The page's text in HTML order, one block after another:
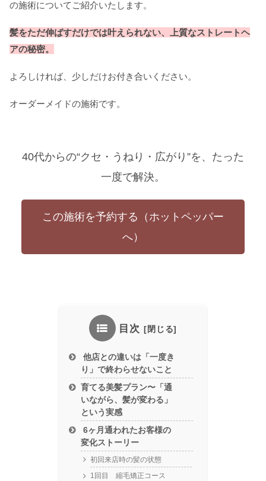
の施術についてご紹介いたします。
髪をただ伸ばすだけでは叶えられない、上質なストレートヘ
アの秘密。
よろしければ、少しだけお付き合いください。
オーダーメイドの施術です。
40代からの“クセ・うねり・広がり”を、たった
一度で解決。
この施術を予約する（ホットペッパー
へ）
目次
他店との違いは「一度き
り」で終わらせないこと
育てる美髪プラン〜「通
いながら、髪が変わる」
という実感
6ヶ月通われたお客様の
変化ストーリー
初回来店時の髪の状態
1回目 縮毛矯正コース